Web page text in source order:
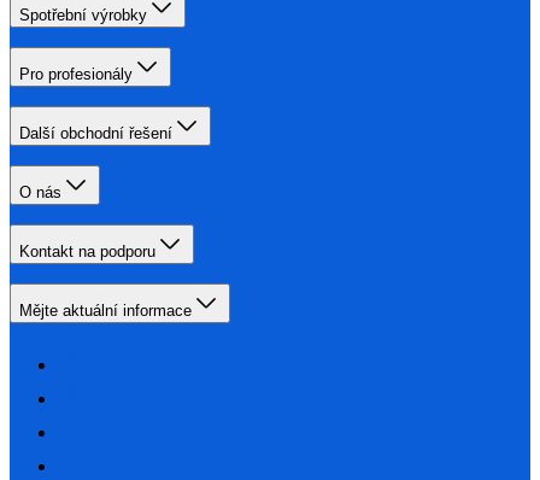
Spotřební výrobky
Pro profesionály
Další obchodní řešení
O nás
Kontakt na podporu
Mějte aktuální informace